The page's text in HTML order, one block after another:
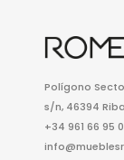
Polígono
s/n, 46394
+34 961 66 95